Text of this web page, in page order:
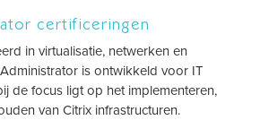
certificeringen
in virtualisatie, netwerken en
is ontwikkeld voor IT
de focus ligt op het implementeren,
van Citrix infrastructuren.